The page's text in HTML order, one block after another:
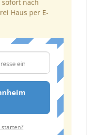
nach
Haus per E-